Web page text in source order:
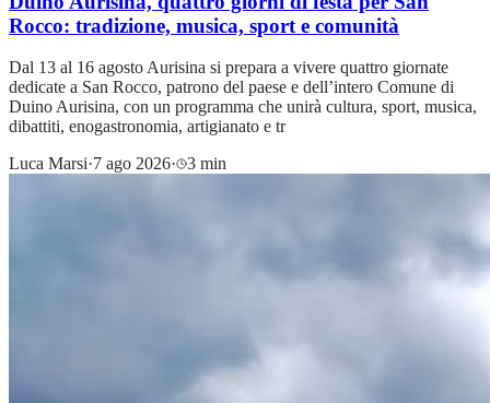
Rocco: tradizione, musica, sport e comunità
Dal 13 al 16 agosto Aurisina si prepara a vivere quattro giornate
dedicate a San Rocco, patrono del paese e dell’intero Comune di
Duino Aurisina, con un programma che unirà cultura, sport, musica,
dibattiti, enogastronomia, artigianato e tr
Luca Marsi·7 ago 2026· 3 min